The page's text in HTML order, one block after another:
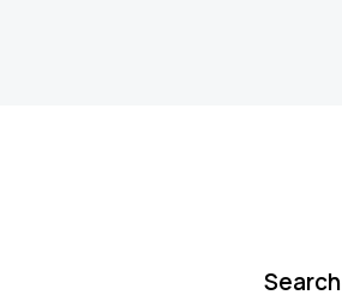
Search